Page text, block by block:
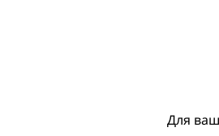
Для